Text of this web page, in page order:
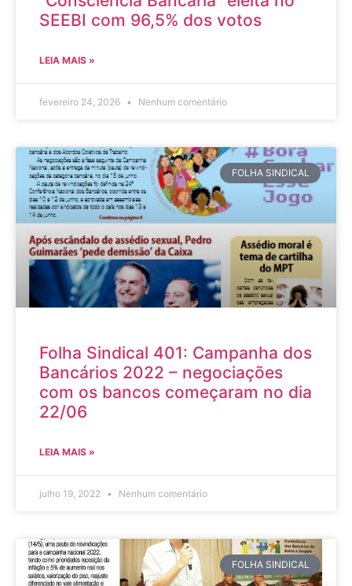
SEEBI com 96,5% dos votos
LEIA MAIS »
fevereiro 24, 2026 Nenhum comentário
FOLHA SINDICAL
Folha Sindical 401: Campanha dos
Bancários 2022 – negociações
com os bancos começaram no dia
22/06
LEIA MAIS »
julho 19, 2022 Nenhum comentário
FOLHA SINDICAL